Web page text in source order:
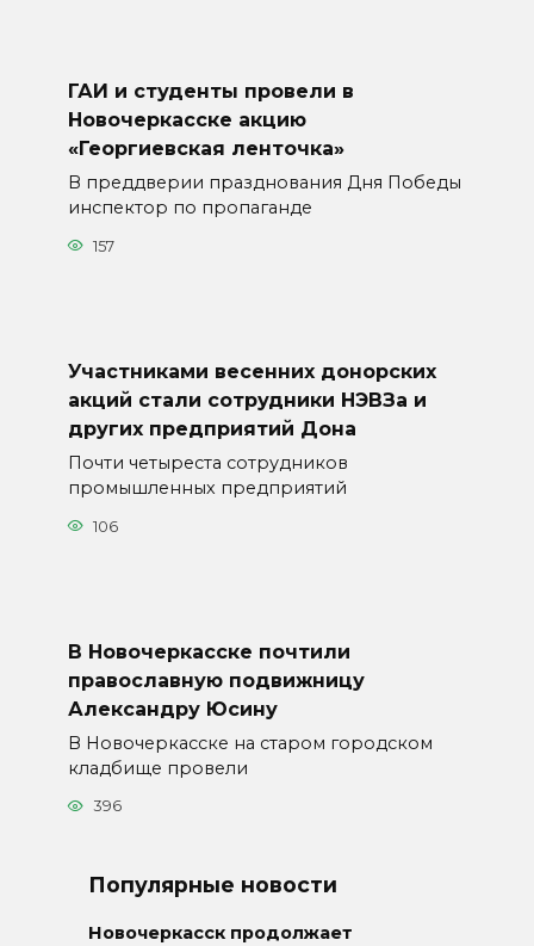
ГАИ и студенты провели в
Новочеркасске акцию
«Георгиевская ленточка»
В преддверии празднования Дня Победы
инспектор по пропаганде
157
Участниками весенних донорских
акций стали сотрудники НЭВЗа и
других предприятий Дона
Почти четыреста сотрудников
промышленных предприятий
106
В Новочеркасске почтили
православную подвижницу
Александру Юсину
В Новочеркасске на старом городском
кладбище провели
396
Популярные новости
Новочеркасск продолжает